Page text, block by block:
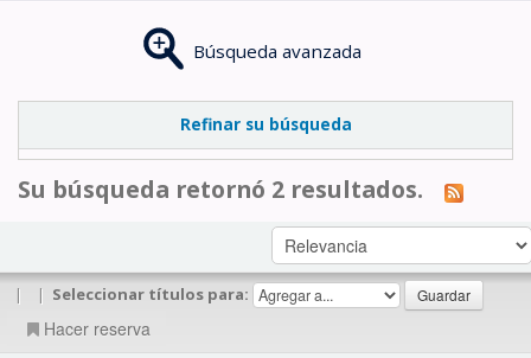
Búsqueda avanzada
Refinar su búsqueda
Su búsqueda retornó 2 resultados.
| | Seleccionar títulos para:
Hacer reserva